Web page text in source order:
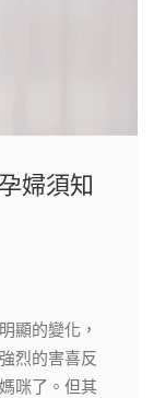
婦須知
顯的變化，
烈的害喜反
咪了。但其